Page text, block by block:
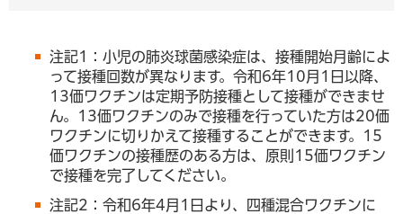
注記1：小児の肺炎球菌感染症は、接種開始月齢によ
って接種回数が異なります。令和6年10月1日以降、
13価ワクチンは定期予防接種として接種ができませ
ん。13価ワクチンのみで接種を行っていた方は20価
ワクチンに切りかえて接種することができます。15
価ワクチンの接種歴のある方は、原則15価ワクチン
で接種を完了してください。
注記2：令和6年4月1日より、四種混合ワクチンに